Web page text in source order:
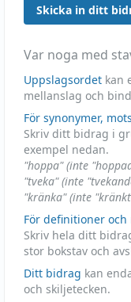
Skicka in ditt
Var noga med
Uppslagsordet kan
mellanslag och
För synonymer,
Skriv ditt bidrag i
exempel nedan.
"hoppa" (inte
"tveka" (inte
"kränka" (inte
För definitioner
Skriv hela ditt
stor bokstav och
Ditt bidrag kan
och skiljetecken.